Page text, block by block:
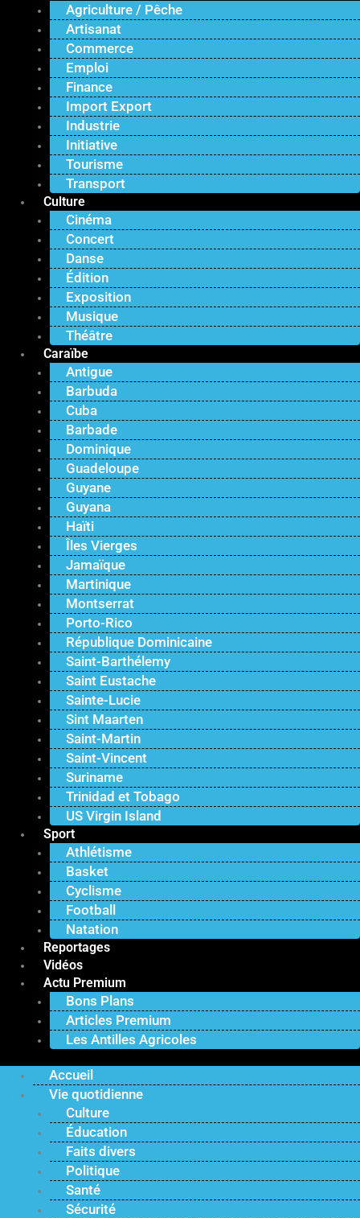
Agriculture / Pêche
Artisanat
Commerce
Emploi
Finance
Import Export
Industrie
Initiative
Tourisme
Transport
Culture
Cinéma
Concert
Danse
Édition
Exposition
Musique
Théâtre
Caraïbe
Antigue
Barbuda
Cuba
Barbade
Dominique
Guadeloupe
Guyane
Guyana
Haïti
Îles Vierges
Jamaïque
Martinique
Montserrat
Porto-Rico
République Dominicaine
Saint-Barthélemy
Saint Eustache
Sainte-Lucie
Sint Maarten
Saint-Martin
Saint-Vincent
Suriname
Trinidad et Tobago
US Virgin Island
Sport
Athlétisme
Basket
Cyclisme
Football
Natation
Reportages
Vidéos
Actu Premium
Bons Plans
Articles Premium
Les Antilles Agricoles
Accueil
Vie quotidienne
Culture
Éducation
Faits divers
Politique
Santé
Sécurité